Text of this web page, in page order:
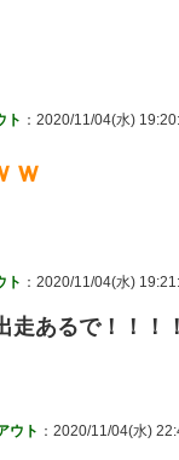
ト ：2020/11/04(水)
ｗ
ト ：2020/11/04(水)
走あるで！！！
ウト ：2020/11/04(水)